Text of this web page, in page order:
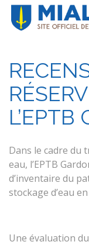
L’EPTB
Dans le cadre du
eau, l’EPTB
d’inventaire du
stockage d’eau
Une évaluation